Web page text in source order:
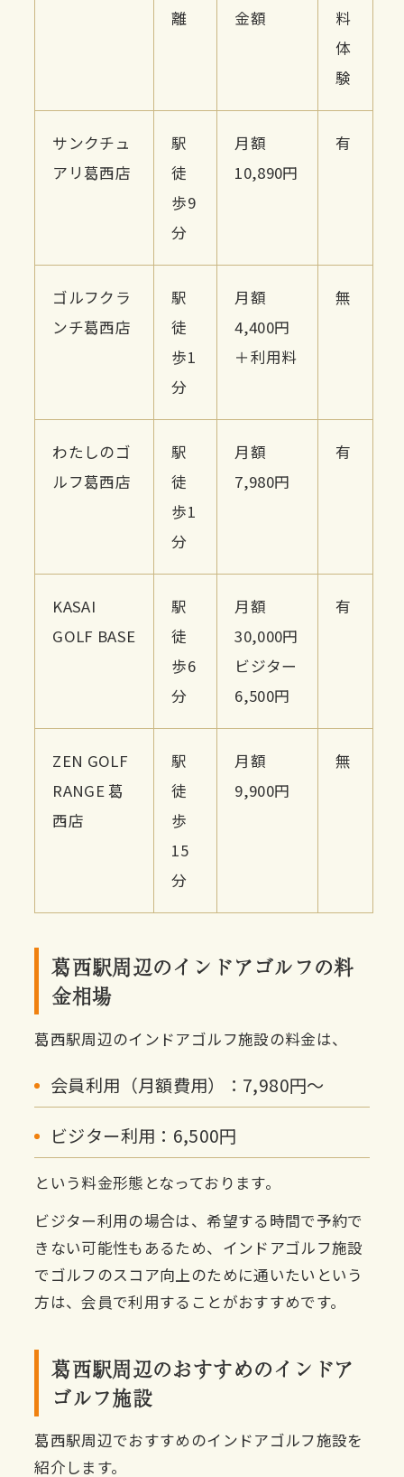
離
金額
料
体
験
サンクチュ
アリ葛西店
駅
徒
歩9
分
月額
10,890円
有
ゴルフクラ
ンチ葛西店
駅
徒
歩1
分
月額
4,400円
＋利用料
無
わたしのゴ
ルフ葛西店
駅
徒
歩1
分
月額
7,980円
有
KASAI
GOLF BASE
駅
徒
歩6
分
月額
30,000円
ビジター
6,500円
有
ZEN GOLF
RANGE 葛
西店
駅
徒
歩
15
分
月額
9,900円
無
葛西駅周辺のインドアゴルフの料
金相場
葛西駅周辺のインドアゴルフ施設の料金は、
会員利用（月額費用）：7,980円〜
ビジター利用：6,500円
という料金形態となっております。
ビジター利用の場合は、希望する時間で予約で
きない可能性もあるため、インドアゴルフ施設
でゴルフのスコア向上のために通いたいという
方は、会員で利用することがおすすめです。
葛西駅周辺のおすすめのインドア
ゴルフ施設
葛西駅周辺でおすすめのインドアゴルフ施設を
紹介します。